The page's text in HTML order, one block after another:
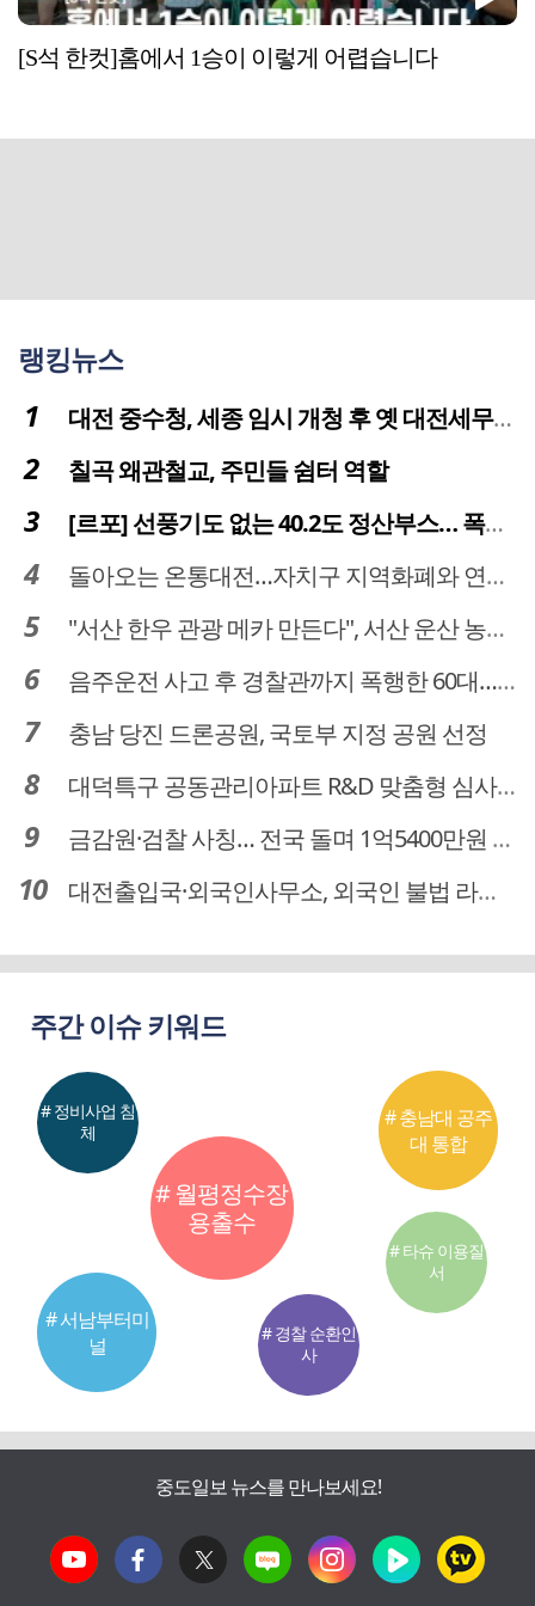
[S석 한컷]홈에서 1승이 이렇게 어렵습니다
랭킹뉴스
대전 중수청, 세종 임시 개청 후 옛 대전세무서 부지로 이전 추진
칠곡 왜관철교, 주민들 쉼터 역할
[르포] 선풍기도 없는 40.2도 정산부스… 폭염 속 공영주차장 근로자
돌아오는 온통대전…자치구 지역화폐와 연계·통합 가능할까
"서산 한우 관광 메카 만든다", 서산 운산 농어촌관광휴양단지 조성 본격 시동
음주운전 사고 후 경찰관까지 폭행한 60대… 차량 압수
충남 당진 드론공원, 국토부 지정 공원 선정
대덕특구 공동관리아파트 R&D 맞춤형 심사 대상될까…예타 폐지 새기회
금감원·검찰 사칭… 전국 돌며 1억5400만원 수거한 보이스피싱 수거책 검거
대전출입국·외국인사무소, 외국인 불법 라이더 무더기 적발
주간 이슈 키워드
# 월평정수장
용출수
# 서남부터미
널
# 충남대 공주
대 통합
# 정비사업 침
체
# 경찰 순환인
사
# 타슈 이용질
서
중도일보 뉴스를 만나보세요!